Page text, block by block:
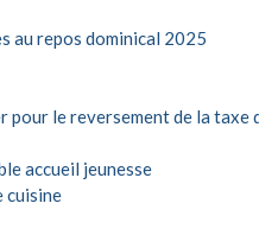
au repos dominical 2025
le reversement de la taxe
accueil jeunesse
cuisine